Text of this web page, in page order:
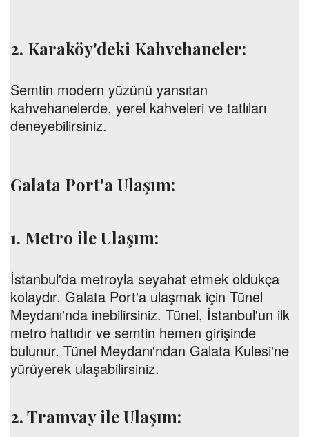
2. Karaköy'deki Kahvehaneler:
Semtin modern yüzünü yansıtan
kahvehanelerde, yerel kahveleri ve tatlıları
deneyebilirsiniz.
Galata Port'a Ulaşım:
1. Metro ile Ulaşım:
İstanbul'da metroyla seyahat etmek oldukça
kolaydır. Galata Port'a ulaşmak için Tünel
Meydanı'nda inebilirsiniz. Tünel, İstanbul'un ilk
metro hattıdır ve semtin hemen girişinde
bulunur. Tünel Meydanı'ndan Galata Kulesi'ne
yürüyerek ulaşabilirsiniz.
2. Tramvay ile Ulaşım: